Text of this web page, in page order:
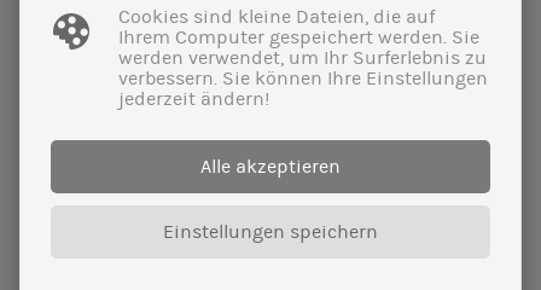
Niemand macht das!)
Wir müssen Anträge diskutieren, die wissenschaftliche
Erkenntnisse und physikalische Gesetze komplett
(Marc Bernhard [AfD]: Sie wollen die Steuern erhöhen! Sie
wollen die Menschen abzocken! Darum geht’s!)
Sie argumentieren, als hätte es die Ölpreiskrise 1973,
Cookies sind kleine Dateien, die auf
Ihrem Computer gespeichert werden. Sie
werden verwendet, um Ihr Surferlebnis zu
verbessern. Sie können Ihre Einstellungen
jederzeit ändern!
Alle akzeptieren
Einstellungen speichern